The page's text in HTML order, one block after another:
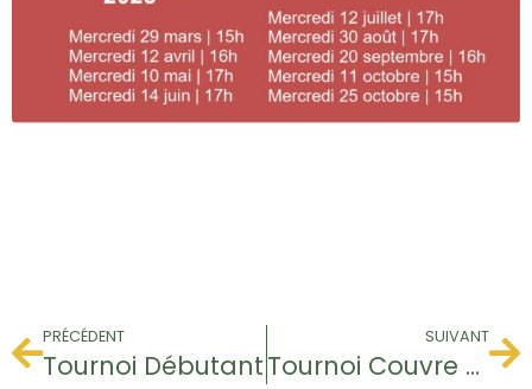
PRÉCÉDENT
Tournoi Débutant
SUIVANT
Tournoi Couvre Feu